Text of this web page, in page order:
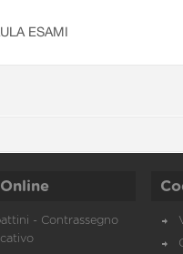
ESAMI
- Contrassegno